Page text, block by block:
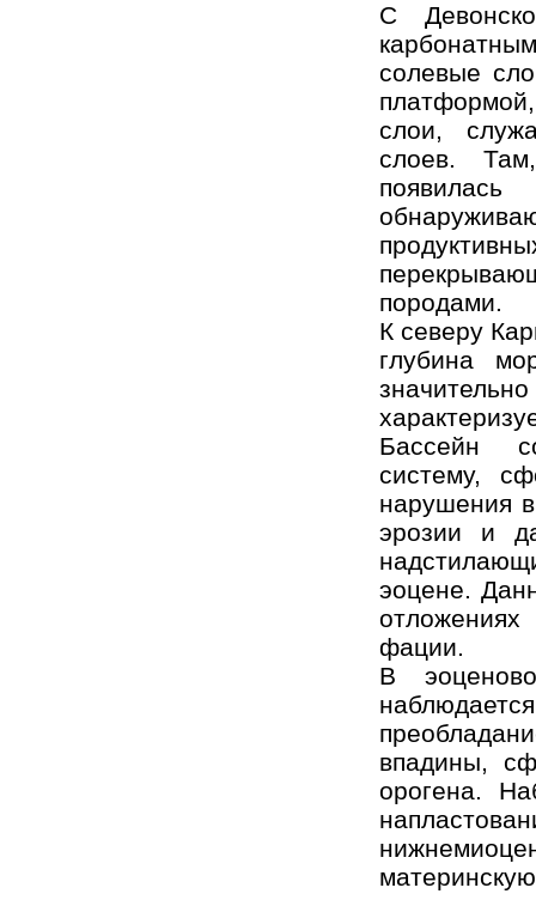
С
солевые
слои,
слоев.
породами.
К северу
глубина
Бассейн
систему,
нарушения
эрозии и
эоцене.
фации.
В
впадины,
орогена.